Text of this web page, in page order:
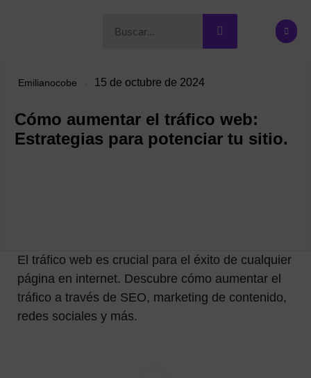
Emilianocobe 15 de octubre de 2024
Cómo aumentar el tráfico web:
Estrategias para potenciar tu sitio.
El tráfico web es crucial para el éxito de cualquier
página en internet. Descubre cómo aumentar el
tráfico a través de SEO, marketing de contenido,
redes sociales y más.